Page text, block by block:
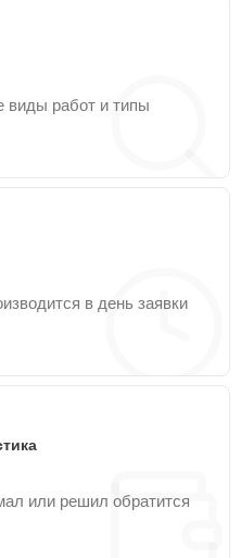
виды работ и типы
в день заявки
или решил обратится